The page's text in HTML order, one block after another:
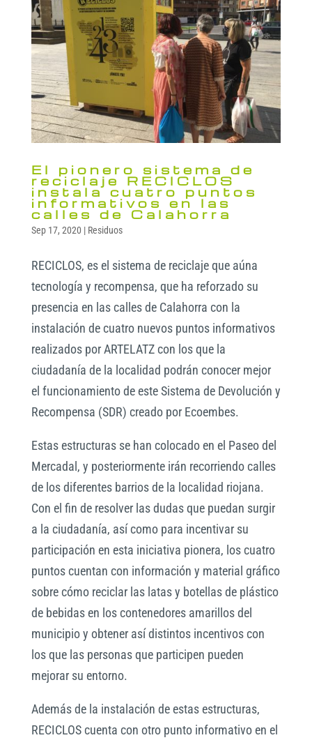
El pionero sistema de
reciclaje RECICLOS
instala cuatro puntos
informativos en las
calles de Calahorra
Sep 17, 2020 | Residuos
RECICLOS, es el sistema de reciclaje que aúna
tecnología y recompensa, que ha reforzado su
presencia en las calles de Calahorra con la
instalación de cuatro nuevos puntos informativos
realizados por ARTELATZ con los que la
ciudadanía de la localidad podrán conocer mejor
el funcionamiento de este Sistema de Devolución y
Recompensa (SDR) creado por Ecoembes.
Estas estructuras se han colocado en el Paseo del
Mercadal, y posteriormente irán recorriendo calles
de los diferentes barrios de la localidad riojana.
Con el fin de resolver las dudas que puedan surgir
a la ciudadanía, así como para incentivar su
participación en esta iniciativa pionera, los cuatro
puntos cuentan con información y material gráfico
sobre cómo reciclar las latas y botellas de plástico
de bebidas en los contenedores amarillos del
municipio y obtener así distintos incentivos con
los que las personas que participen pueden
mejorar su entorno.
Además de la instalación de estas estructuras,
RECICLOS cuenta con otro punto informativo en el